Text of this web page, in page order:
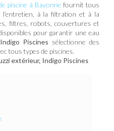
piscine à Bayonne fournit tous
l’entretien, à la filtration et à la
filtres, robots, couvertures et
pour garantir une eau
Indigo Piscines sélectionne des
tous types de piscines.
extérieur, Indigo Piscines